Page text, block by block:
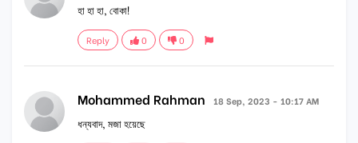
হা হা হা, বোকা!
Reply 0 0
Mohammed Rahman 18 Sep, 2023 - 10:17 AM
ধন্যবাদ, মজা হয়েছে